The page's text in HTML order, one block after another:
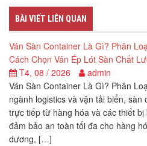
BÀI VIẾT LIÊN QUAN
Ván Sàn Container Là Gì? Phân
Cách Chọn Ván Ép Lót Sàn Chất
T4, 08 / 2026
admin
Ván Sàn Container Là Gì? Phân
ngành logistics và vận tải biển,
trực tiếp từ hàng hóa và các thiết
đảm bảo an toàn tối đa cho hàng
dương, […]